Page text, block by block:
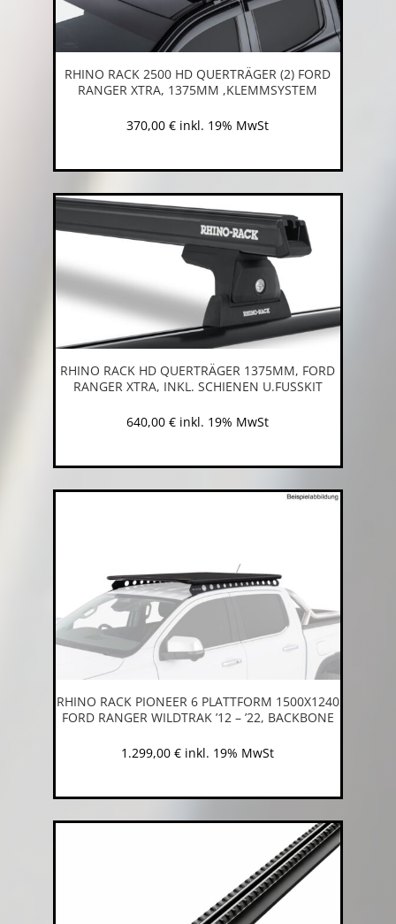
RHINO RACK 2500 HD QUERTRÄGER (2) FORD
RANGER XTRA, 1375MM ,KLEMMSYSTEM
370,00€ inkl. 19% MwSt
RHINO RACK HD QUERTRÄGER 1375MM, FORD
RANGER XTRA, INKL. SCHIENEN U.FUSSKIT
640,00€ inkl. 19% MwSt
RHINO RACK PIONEER 6 PLATTFORM 1500X1240
FORD RANGER WILDTRAK ’12 – ’22, BACKBONE
1.299,00€ inkl. 19% MwSt